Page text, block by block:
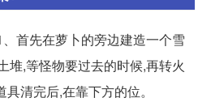
首先在萝卜的旁边建造一个雪
堆,等怪物要过去的时候,再转火
清完后,在靠下方的位。